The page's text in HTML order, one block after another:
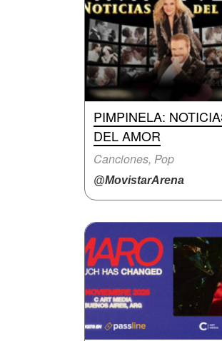
PIMPINELA:
DEL AMOR
Canciones, Pop
@MovistarArena